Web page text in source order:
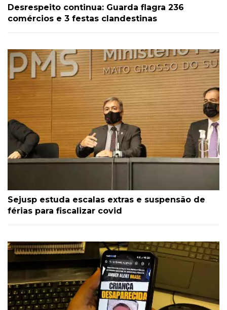
Desrespeito continua: Guarda flagra 236
comércios e 3 festas clandestinas
Sejusp estuda escalas extras e suspensão de
férias para fiscalizar covid